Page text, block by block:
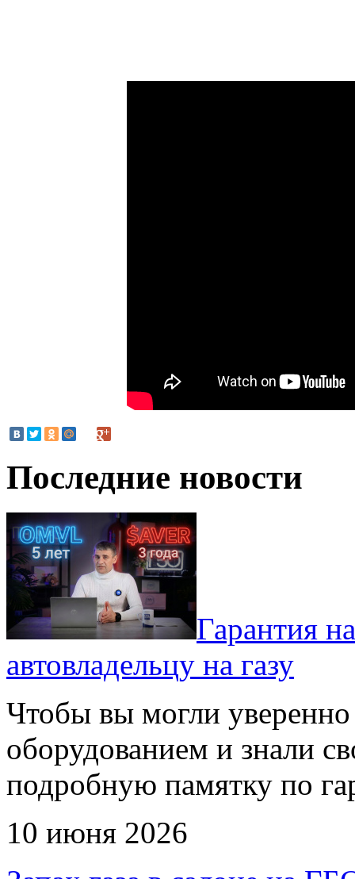
Последние новости
Гарантия
автовладельцу на газу
Чтобы вы могли уверенно
оборудованием и знали
подробную памятку по
10 июня 2026